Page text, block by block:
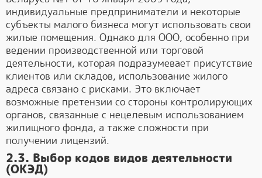
индивидуальные предприниматели и некоторые
субъекты малого бизнеса могут использовать свои
жилые помещения. Однако для ООО, особенно при
ведении производственной или торговой
деятельности, которая подразумевает присутствие
клиентов или складов, использование жилого
адреса связано с рисками. Это включает
возможные претензии со стороны контролирующих
органов, связанные с нецелевым использованием
жилищного фонда, а также сложности при
получении лицензий.
2.3. Выбор кодов видов деятельности
(ОКЭД)